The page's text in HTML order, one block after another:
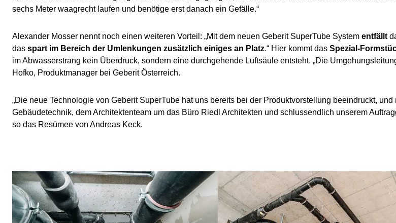
sechs Meter waagrecht laufen und benötige erst danach ein Gefälle.“
Alexander Mosser nennt noch einen weiteren Vorteil: „Mit dem neuen Geberit SuperTube System entfällt
das spart im Bereich der Umlenkungen zusätzlich einiges an Platz.“ Hier kommt das Spezial-
im Abwasserstrang kein Überdruck, sondern eine durchgehende Luftsäule entsteht. „Die
Hofko, Produktmanager bei Geberit Österreich.
„Die neue Technologie von Geberit SuperTube hat uns bereits bei der Produktvorstellung beeindruckt,
Gebäudetechnik, dem Architektenteam um das Büro Riedl Architekten und schlussendlich unserem
so das Resümee von Andreas Keck.